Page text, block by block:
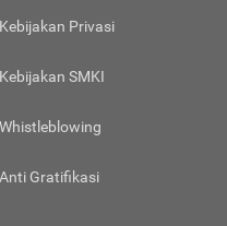
Kebijakan Privasi
Kebijakan SMKI
Whistleblowing
Anti Gratifikasi